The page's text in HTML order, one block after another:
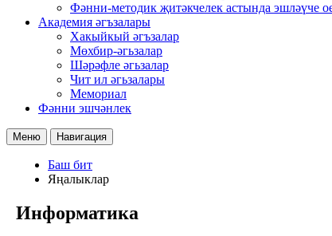
Фәнни-методик җитәкчелек астында эшләүче
Академия әгъзалары
Хакыйкый әгъзалар
Мөхбир-әгьзалар
Шәрәфле әгьзалар
Чит ил әгьзалары
Мемориал
Фәнни эшчәнлек
Меню Навигация
Баш бит
Яңалыклар
Информатика